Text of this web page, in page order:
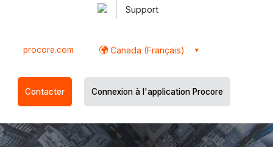
Support
procore.com Canada (Français)
Contacter Connexion à l'application Procore